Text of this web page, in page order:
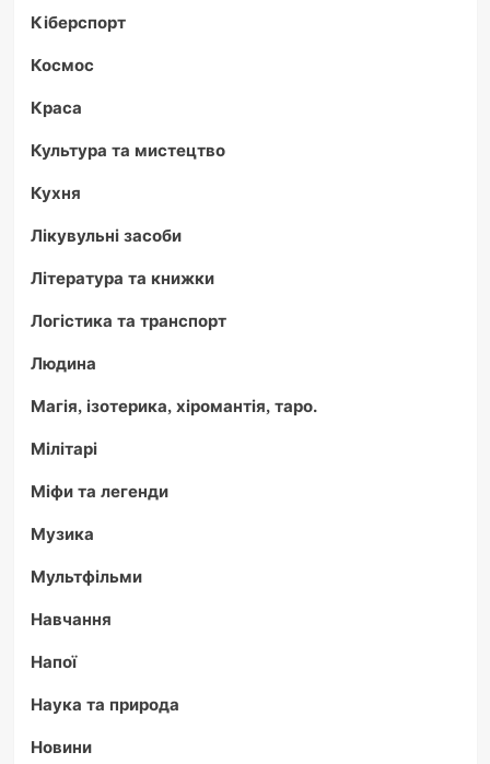
Кіберспорт
Космос
Краса
Культура та мистецтво
Кухня
Лікувульні засоби
Література та книжки
Логістика та транспорт
Людина
Магія, ізотерика, хіромантія, таро.
Мілітарі
Міфи та легенди
Музика
Мультфільми
Навчання
Напої
Наука та природа
Новини